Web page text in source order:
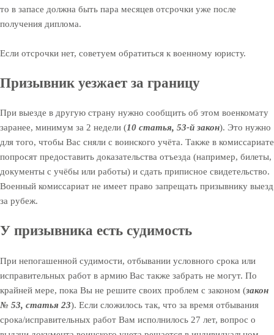
то в запасе должна быть пара месяцев отсрочки уже после
получения диплома.
Если отсрочки нет, советуем обратиться к военному юристу.
Призывник уезжает за границу
При выезде в другую страну нужно сообщить об этом военкомату
заранее, минимум за 2 недели (10 статья, 53-й закон). Это нужно
для того, чтобы Вас сняли с воинского учёта. Также в комиссариате
попросят предоставить доказательства отъезда (например, билеты,
документы с учёбы или работы) и сдать приписное свидетельство.
Военный комиссариат не имеет право запрещать призывнику выезд
за рубеж.
У призывника есть судимость
При непогашенной судимости, отбывании условного срока или
исправительных работ в армию Вас также забрать не могут. По
крайней мере, пока Вы не решите своих проблем с законом (закон
№ 53, статья 23). Если сложилось так, что за время отбывания
срока/исправительных работ Вам исполнилось 27 лет, вопрос о